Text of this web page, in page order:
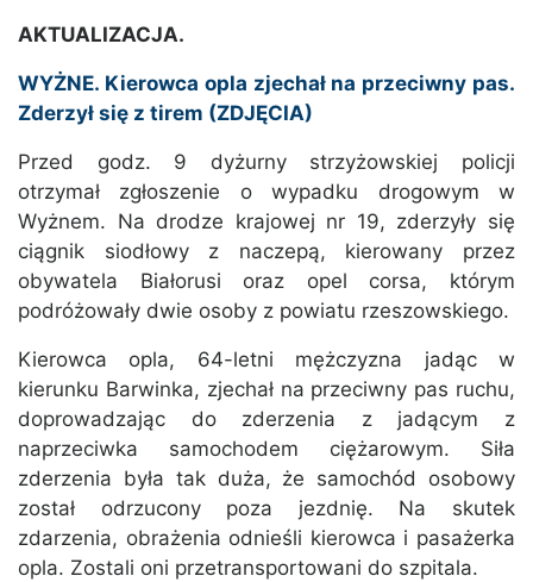
AKTUALIZACJA.
WYŻNE. Kierowca opla zjechał na przeciwny pas.
Zderzył się z tirem (ZDJĘCIA)
Przed godz. 9 dyżurny strzyżowskiej policji
otrzymał zgłoszenie o wypadku drogowym w
Wyżnem. Na drodze krajowej nr 19, zderzyły się
ciągnik siodłowy z naczepą, kierowany przez
obywatela Białorusi oraz opel corsa, którym
podróżowały dwie osoby z powiatu rzeszowskiego.
Kierowca opla, 64-letni mężczyzna jadąc w
kierunku Barwinka, zjechał na przeciwny pas ruchu,
doprowadzając do zderzenia z jadącym z
naprzeciwka samochodem ciężarowym. Siła
zderzenia była tak duża, że samochód osobowy
został odrzucony poza jezdnię. Na skutek
zdarzenia, obrażenia odnieśli kierowca i pasażerka
opla. Zostali oni przetransportowani do szpitala.